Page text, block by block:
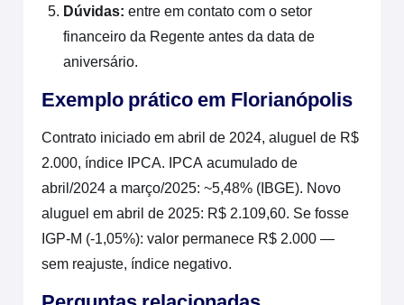
Dúvidas: entre em contato com o setor
financeiro da Regente antes da data de
aniversário.
Exemplo prático em Florianópolis
Contrato iniciado em abril de 2024, aluguel de R$
2.000, índice IPCA. IPCA acumulado de
abril/2024 a março/2025: ~5,48% (IBGE). Novo
aluguel em abril de 2025: R$ 2.109,60. Se fosse
IGP-M (-1,05%): valor permanece R$ 2.000 —
sem reajuste, índice negativo.